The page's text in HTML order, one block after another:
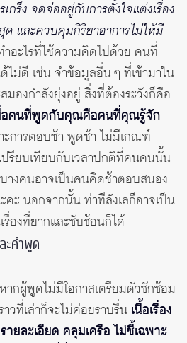
กร็ง จดจ่ออยู่กับการตั้งใจแต่งเรื่อง
และควบคุมกิริยาอาการไม่ให้มี
ำอะไรที่ใช้ความคิดไปด้วย คนที่
ไม่ดี เช่น จำข้อมูลอื่น ๆ ที่เข้ามาใน
องกำลังยุ่งอยู่ สิ่งที่ต้องระวังก็คือ
อคนที่พูดกับคุณคือคนที่คุณรู้จัก
ะการตอบช้า พูดช้า ไม่มีเกณฑ์
ปรียบเทียบกับเวลาปกติที่คนคนนั้น
างคนอาจเป็นคนคิดช้าตอบสนอง
คะ นอกจากนั้น ท่าทีลังเลก็อาจเป็น
รื่องที่ยากและซับซ้อนก็ได้
ะคำพูด
หากผู้พูดไม่มีโอกาสเตรียมตัวซักซ้อม
าวที่เล่าก็จะไม่ค่อยราบรื่น เนื้อเรื่อง
ยละเอียด คลุมเครือ ไม่ชี้เฉพาะ